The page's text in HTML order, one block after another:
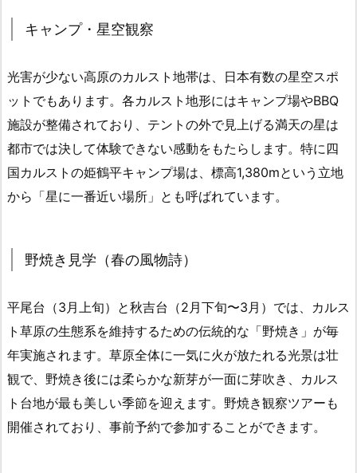
キャンプ・星空観察
光害が少ない高原のカルスト地帯は、日本有数の星空スポ
ットでもあります。各カルスト地形にはキャンプ場やBBQ
施設が整備されており、テントの外で見上げる満天の星は
都市では決して体験できない感動をもたらします。特に四
国カルストの姫鶴平キャンプ場は、標高1,380mという立地
から「星に一番近い場所」とも呼ばれています。
野焼き見学（春の風物詩）
平尾台（3月上旬）と秋吉台（2月下旬〜3月）では、カルス
ト草原の生態系を維持するための伝統的な「野焼き」が毎
年実施されます。草原全体に一気に火が放たれる光景は壮
観で、野焼き後には柔らかな新芽が一面に芽吹き、カルス
ト台地が最も美しい季節を迎えます。野焼き観察ツアーも
開催されており、事前予約で参加することができます。